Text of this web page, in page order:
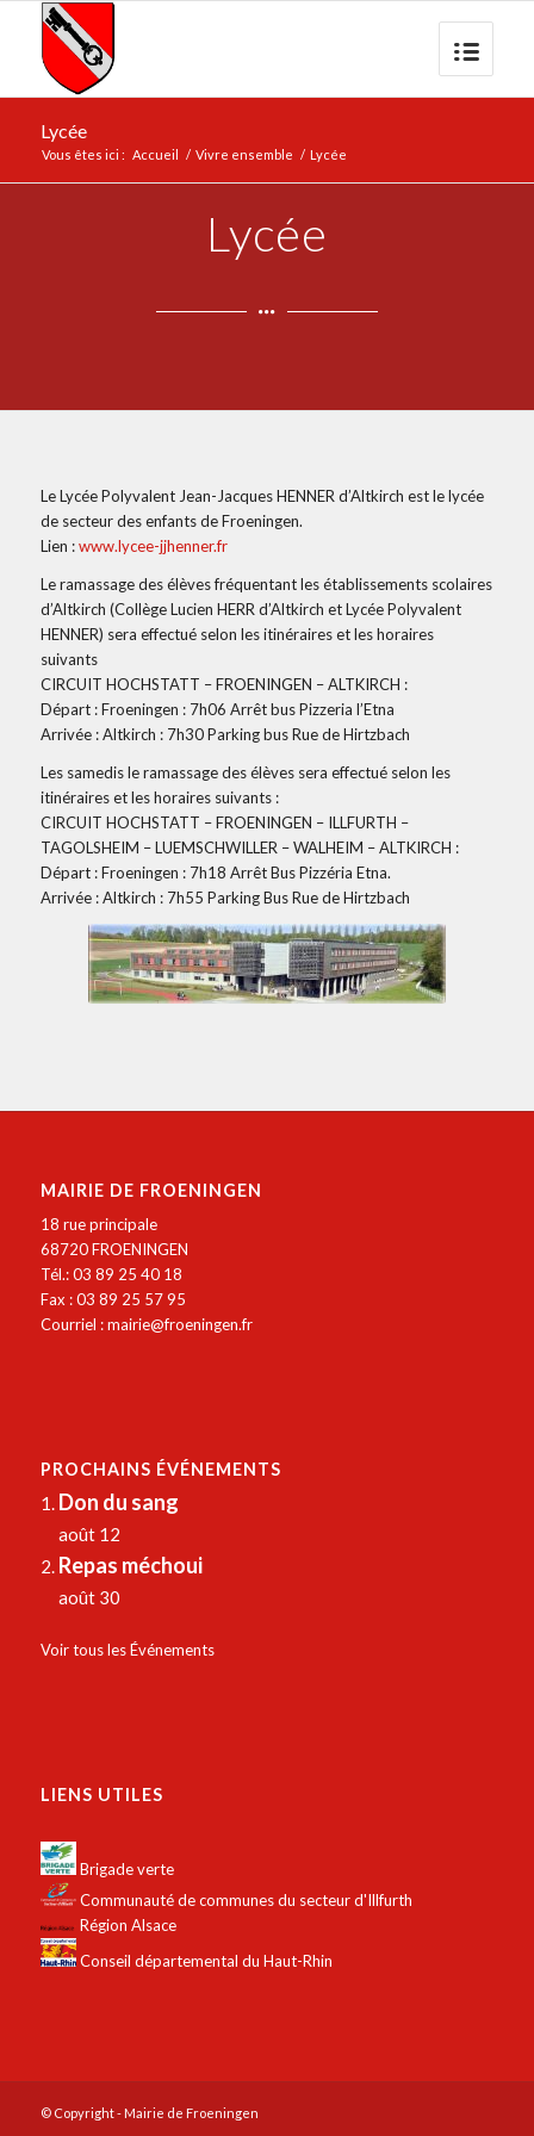
Lycée
Vous êtes ici : Accueil / Vivre ensemble / Lycée
Lycée
Le Lycée Polyvalent Jean-Jacques HENNER d’Altkirch est le lycée
de secteur des enfants de Froeningen.
Lien :www.lycee-jjhenner.fr
Le ramassage des élèves fréquentant les établissements scolaires
d’Altkirch (Collège Lucien HERR d’Altkirch et Lycée Polyvalent
HENNER) sera effectué selon les itinéraires et les horaires
suivants
CIRCUIT HOCHSTATT – FROENINGEN – ALTKIRCH :
Départ : Froeningen : 7h06 Arrêt bus Pizzeria l’Etna
Arrivée : Altkirch : 7h30 Parking bus Rue de Hirtzbach
Les samedis le ramassage des élèves sera effectué selon les
itinéraires et les horaires suivants :
CIRCUIT HOCHSTATT – FROENINGEN – ILLFURTH –
TAGOLSHEIM – LUEMSCHWILLER – WALHEIM – ALTKIRCH :
Départ : Froeningen : 7h18 Arrêt Bus Pizzéria Etna.
Arrivée : Altkirch : 7h55 Parking Bus Rue de Hirtzbach
MAIRIE DE FROENINGEN
18 rue principale
68720 FROENINGEN
Tél.: 03 89 25 40 18
Fax : 03 89 25 57 95
Courriel :mairie@froeningen.fr
PROCHAINS ÉVÉNEMENTS
Don du sang
août 12
Repas méchoui
août 30
Voir tous les Événements
LIENS UTILES
Brigade verte
Communauté de communes du secteur d'Illfurth
Région Alsace
Conseil départemental du Haut-Rhin
© Copyright - Mairie de Froeningen